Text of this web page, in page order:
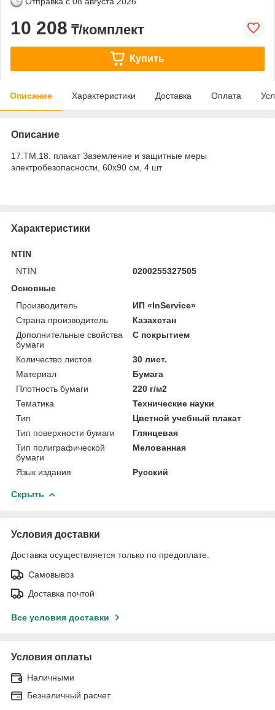
10 208 ₸/комплект
Купить
Описание Характеристики Доставка Оплата
Описание
17.ТМ.18. плакат Заземление и защитные меры
электробезопасности, 60х90 см, 4 шт
Характеристики
NTIN
NTIN
0200255327505
Основные
Производитель
ИП «InService»
Страна производитель
Казахстан
Дополнительные свойства
бумаги
С покрытием
Количество листов
30 лист.
Материал
Бумага
Плотность бумаги
220 г/м2
Тематика
Технические науки
Тип
Цветной учебный плакат
Тип поверхности бумаги
Глянцевая
Тип полиграфической
бумаги
Мелованная
Язык издания Русский
Скрыть
Условия доставки
Доставка осуществляется только по предоплате.
Самовывоз
Доставка почтой
Все условия доставки
Условия оплаты
Наличными
Безналичный расчет